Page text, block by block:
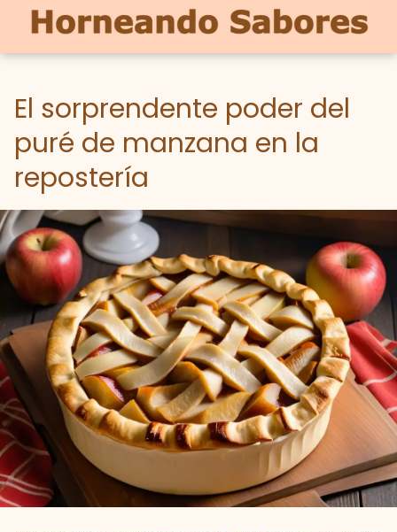
El sorprendente poder del
puré de manzana en la
repostería